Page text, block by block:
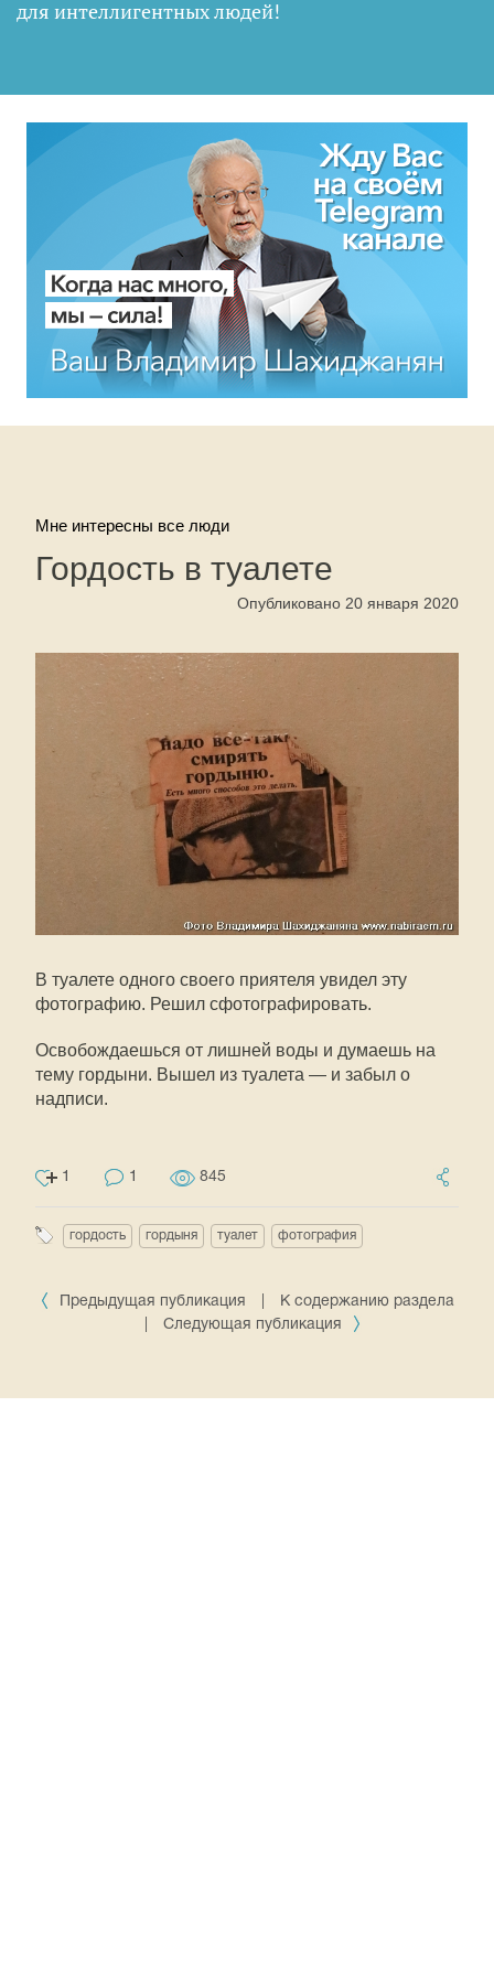
для интеллигентных людей!
Мне интересны все люди
Гордость в туалете
Опубликовано 20 января 2020
В туалете одного своего приятеля увидел эту
фотографию. Решил сфотографировать.
Освобождаешься от лишней воды и думаешь на
тему гордыни. Вышел из туалета — и забыл о
надписи.
1 1 845
гордость гордыня туалет фотография
Предыдущая публикация
К содержанию раздела
Следующая публикация